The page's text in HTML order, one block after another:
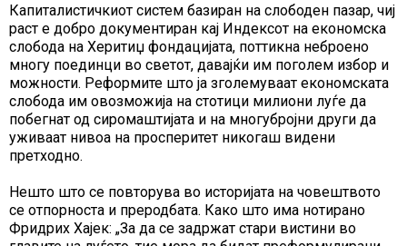
Капиталистичкиот систем базиран на слободен пазар, чиј
раст е добро документиран кај Индексот на економска
слобода на Херитиџ фондацијата, поттикна неброено
многу поединци во светот, давајќи им поголем избор и
можности. Реформите што ја зголемуваат економската
слобода им овозможија на стотици милиони луѓе да
побегнат од сиромаштијата и на многубројни други да
уживаат нивоа на просперитет никогаш видени
претходно.
Нешто што се повторува во историјата на човештвото
се отпорноста и преродбата. Како што има нотирано
Фридрих Хајек: „За да се задржат стари вистини во